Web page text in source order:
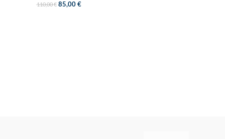
110,00€ 85,00 €